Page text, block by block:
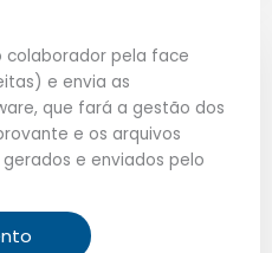
colaborador pela face
e envia as
que fará a gestão dos
e os arquivos
e enviados pelo